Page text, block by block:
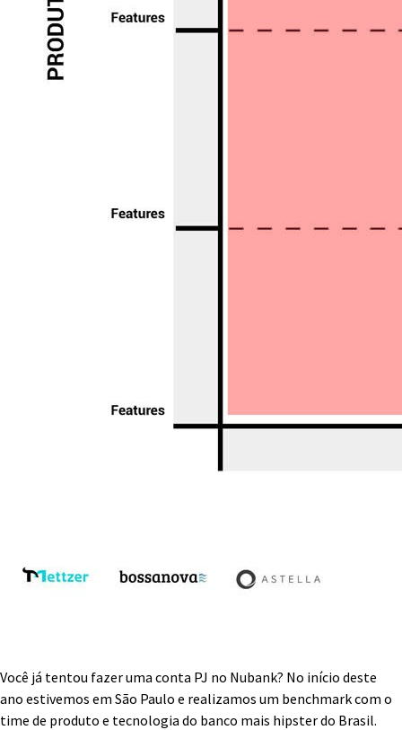
Você já tentou fazer uma conta PJ no Nubank? No início deste
ano estivemos em São Paulo e realizamos um benchmark com o
time de produto e tecnologia do banco mais hipster do Brasil.